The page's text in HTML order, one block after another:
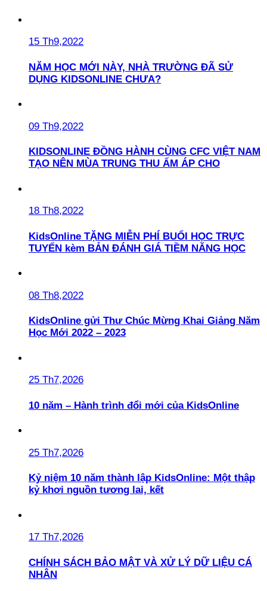
15 Th9,2022
NĂM HỌC MỚI NÀY, NHÀ TRƯỜNG ĐÃ SỬ
DỤNG KIDSONLINE CHƯA?
09 Th9,2022
KIDSONLINE ĐỒNG HÀNH CÙNG CFC VIỆT NAM
TẠO NÊN MÙA TRUNG THU ẤM ÁP CHO
18 Th8,2022
KidsOnline TẶNG MIỄN PHÍ BUỔI HỌC TRỰC
TUYẾN kèm BẢN ĐÁNH GIÁ TIỀM NĂNG HỌC
08 Th8,2022
KidsOnline gửi Thư Chúc Mừng Khai Giảng Năm
Học Mới 2022 – 2023
25 Th7,2026
10 năm – Hành trình đổi mới của KidsOnline
25 Th7,2026
Kỷ niệm 10 năm thành lập KidsOnline: Một thập
kỷ khơi nguồn tương lai, kết
17 Th7,2026
CHÍNH SÁCH BẢO MẬT VÀ XỬ LÝ DỮ LIỆU CÁ
NHÂN